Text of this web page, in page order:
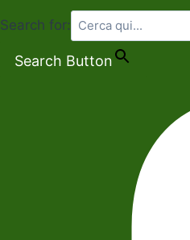
Search for:
Search Button